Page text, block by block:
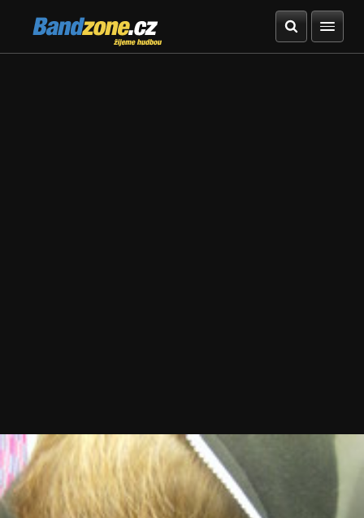
Bandzone.cz
žijeme hudbou